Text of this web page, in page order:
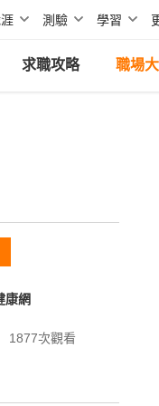
測驗 學習
求職攻略 職場
康網
1877次觀看